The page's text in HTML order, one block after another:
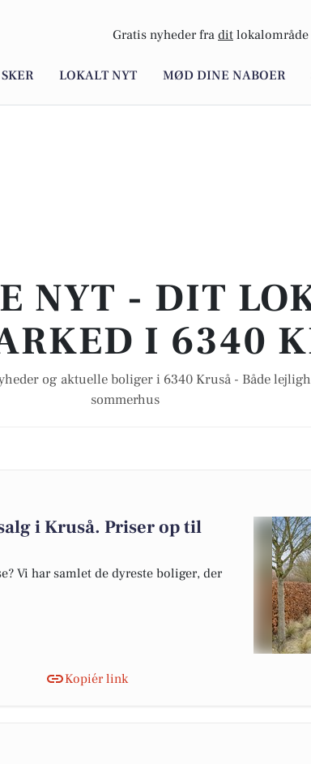
Gratis nyheder fra dit lokalområde
LOKALT NYT MØD DINE NABOER
NYT - DIT
I 6340
og aktuelle boliger i 6340 Kruså - Både
sommerhus
i Kruså. Priser op til
Vi har samlet de dyreste boliger, der
Kopiér link